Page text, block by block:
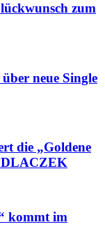
zum
neue Single
die „Goldene
kommt im